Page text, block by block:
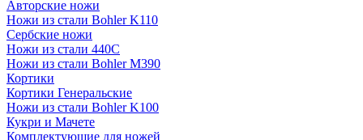
Авторские ножи
Ножи из стали Bohler K110
Сербские ножи
Ножи из стали 440С
Ножи из стали Bohler M390
Кортики
Кортики Генеральские
Ножи из стали Bohler K100
Кукри и Мачете
Комплектующие для ножей